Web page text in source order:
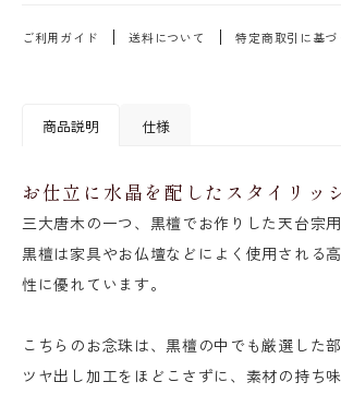
ご利用ガイド 送料について 特定商取引に基づ
商品説明 仕様
お仕立に水晶を配したスタイリッ
三大唐木の一つ、黒檀でお作りした天台宗用
黒檀は家具やお仏壇などによく使用される
性に優れています。
こちらのお念珠は、黒檀の中でも厳選した部
ツヤ出し加工をほどこさずに、素材の持ち